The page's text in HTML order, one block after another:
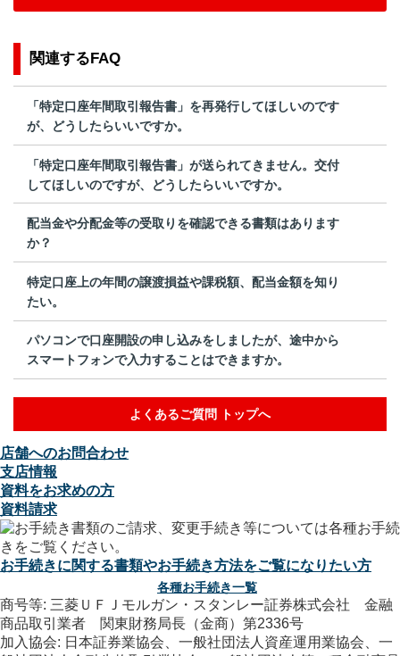
関連するFAQ
「特定口座年間取引報告書」を再発行してほしいのです
が、どうしたらいいですか。
「特定口座年間取引報告書」が送られてきません。交付
してほしいのですが、どうしたらいいですか。
配当金や分配金等の受取りを確認できる書類はあります
か？
特定口座上の年間の譲渡損益や課税額、配当金額を知り
たい。
パソコンで口座開設の申し込みをしましたが、途中から
スマートフォンで入力することはできますか。
よくあるご質問 トップへ
店舗へのお問合わせ
支店情報
資料をお求めの方
資料請求
お手続きに関する書類やお手続き方法をご覧になりたい方
各種お手続き一覧
商号等: 三菱ＵＦＪモルガン・スタンレー証券株式会社 金融
商品取引業者 関東財務局長（金商）第2336号
加入協会: 日本証券業協会、一般社団法人資産運用業協会、一